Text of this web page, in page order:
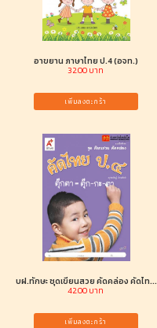
อาขยาน ภาษาไทย ป.4 (อจท.)
32.00 บาท
เพิ่มลงตะกร้า
บฝ.ทักษะ ชุดเขียนสวย คัดคล่อง คัดไท...
42.00 บาท
เพิ่มลงตะกร้า